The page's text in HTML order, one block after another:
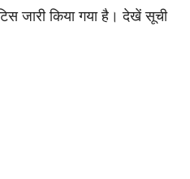
जारी किया गया है। देखें सूची